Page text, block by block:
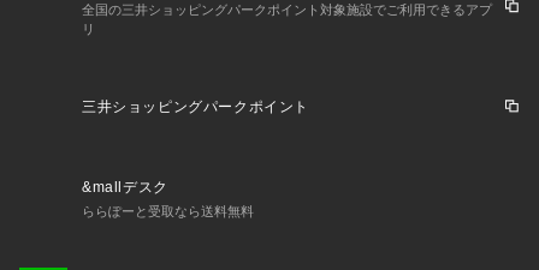
全国の三井ショッピングパークポイント対象施設でご利用できるアプ
リ
三井ショッピングパークポイント
&mallデスク
ららぽーと受取なら送料無料